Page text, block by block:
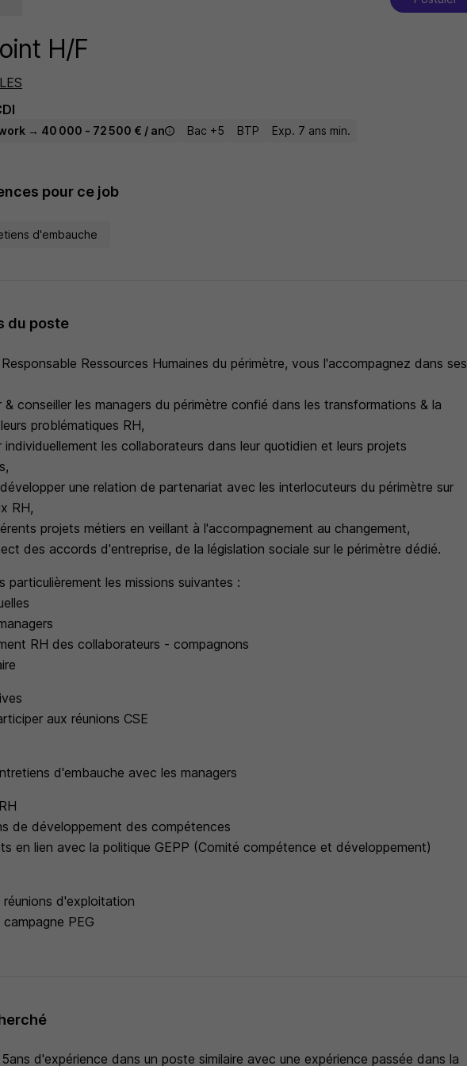
H/F
→ 40 000 - 72 500 € / an Bac +5 BTP Exp. 7 ans min.
pour ce job
d'embauche
du poste
Ressources Humaines du périmètre, vous l'accompagnez dans ses
& conseiller les managers du périmètre confié dans les transformations & la
problématiques RH,
individuellement les collaborateurs dans leur quotidien et leurs projets
une relation de partenariat avec les interlocuteurs du périmètre sur
RH,
projets métiers en veillant à l'accompagnement au changement,
des accords d'entreprise, de la législation sociale sur le périmètre dédié.
particulièrement les missions suivantes :
RH des collaborateurs - compagnons
aux réunions CSE
d'embauche avec les managers
de développement des compétences
en lien avec la politique GEPP (Comité compétence et développement)
d'exploitation
PEG
d'expérience dans un poste similaire avec une expérience passée dans la